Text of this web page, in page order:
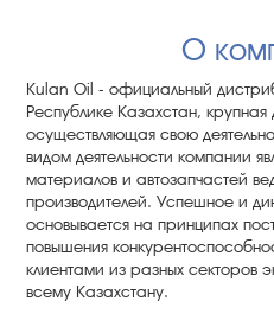
О
Kulan Oil - официальный
Республике Казахстан,
осуществляющая свою
видом деятельности компании
материалов и автозапчастей
производителей. Успешное и
основывается на принципах
повышения
клиентами из разных
всему Казахстану.